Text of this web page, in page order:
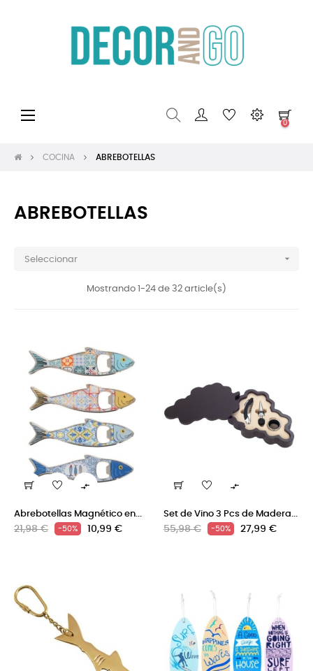
Navegación
☰
0
COCINA ABREBOTELLAS
ABREBOTELLAS
Seleccionar 
Mostrando 1-24 de 32 article(s)

Abrebotellas Magnético en...
Precio
21,98 € -50% Precio
10,99 €

Set de Vino 3 Pcs de Madera...
Precio
55,98 € -50% Precio
27,99 €